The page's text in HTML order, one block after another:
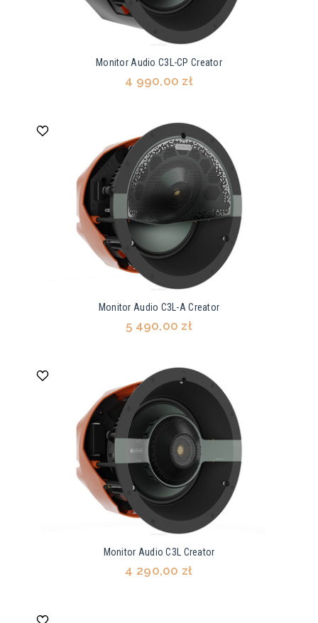
Monitor Audio C3L-CP Creator
4 990,00 zł
Monitor Audio C3L-A Creator
5 490,00 zł
Monitor Audio C3L Creator
4 290,00 zł